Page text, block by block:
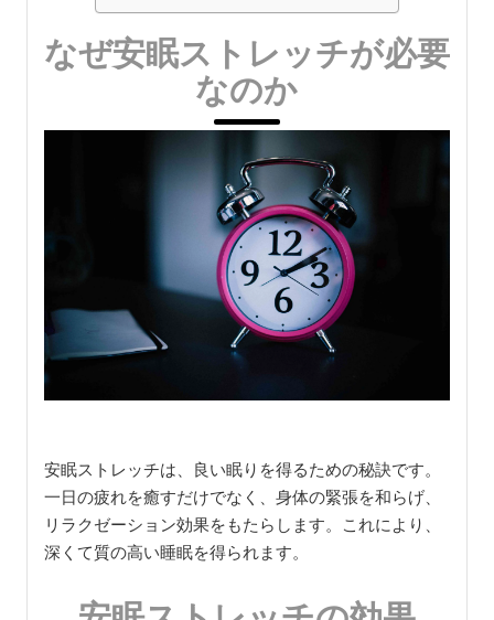
なぜ安眠ストレッチが必要
なのか
安眠ストレッチは、良い眠りを得るための秘訣です。
一日の疲れを癒すだけでなく、身体の緊張を和らげ、
リラクゼーション効果をもたらします。これにより、
深くて質の高い睡眠を得られます。